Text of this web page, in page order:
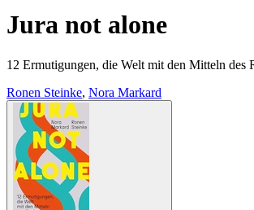
Jura not alone
12 Ermutigungen, die Welt mit den Mitteln des
Ronen Steinke, Nora Markard